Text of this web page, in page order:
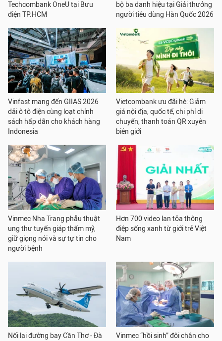
Techcombank OneU tại Bưu
điện TP.HCM
bộ ba danh hiệu tại Giải thưởng
người tiêu dùng Hàn Quốc 2026
Vinfast mang đến GIIAS 2026
dải ô tô điện cùng loạt chính
sách hấp dẫn cho khách hàng
Indonesia
Vietcombank ưu đãi hè: Giảm
giá nội địa, quốc tế, chi phí di
chuyển, thanh toán QR xuyên
biên giới
Vinmec Nha Trang phẫu thuật
ung thư tuyến giáp thẩm mỹ,
giữ giọng nói và sự tự tin cho
người bệnh
Hơn 700 video lan tỏa thông
điệp sống xanh từ giới trẻ Việt
Nam
Nối lại đường bay Cần Thơ - Đà
Vinmec “hồi sinh” đôi chân cho